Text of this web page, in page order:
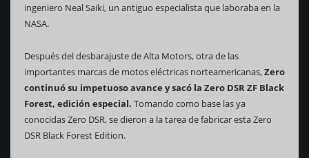
ingeniero Neal Saiki, un antiguo especialista que laboraba en la
NASA.
Después del desbarajuste de Alta Motors, otra de las
importantes marcas de motos eléctricas norteamericanas,Zero
continuó su impetuoso avance y sacó la Zero DSR ZF Black
Forest, edición especial. Tomando como base las ya
conocidas Zero DSR, se dieron a la tarea de fabricar esta Zero
DSR Black Forest Edition.